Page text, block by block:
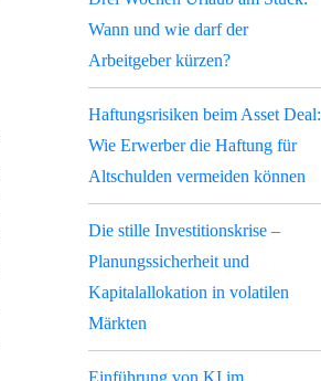
Wann und wie darf der
Arbeitgeber kürzen?
Haftungsrisiken beim Asset Deal:
Wie Erwerber die Haftung für
Altschulden vermeiden können
Die stille Investitionskrise –
Planungssicherheit und
Kapitalallokation in volatilen
Märkten
Einführung von KI im